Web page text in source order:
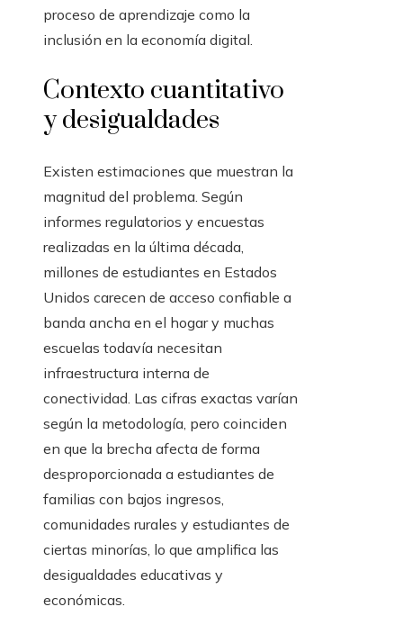
proceso de aprendizaje como la
inclusión en la economía digital.
Contexto cuantitativo
y desigualdades
Existen estimaciones que muestran la
magnitud del problema. Según
informes regulatorios y encuestas
realizadas en la última década,
millones de estudiantes en Estados
Unidos carecen de acceso confiable a
banda ancha en el hogar y muchas
escuelas todavía necesitan
infraestructura interna de
conectividad. Las cifras exactas varían
según la metodología, pero coinciden
en que la brecha afecta de forma
desproporcionada a estudiantes de
familias con bajos ingresos,
comunidades rurales y estudiantes de
ciertas minorías, lo que amplifica las
desigualdades educativas y
económicas.